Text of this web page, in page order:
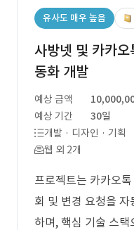
유사도 매우 높음
사방넷 및 카카
동화 개발
예상 금액
예상 기간
30일
개발 · 디자인 · 기획
웹 외 2개
프로젝트는 카카오
회 및 변경 요청을
하며, 핵심 기술 스